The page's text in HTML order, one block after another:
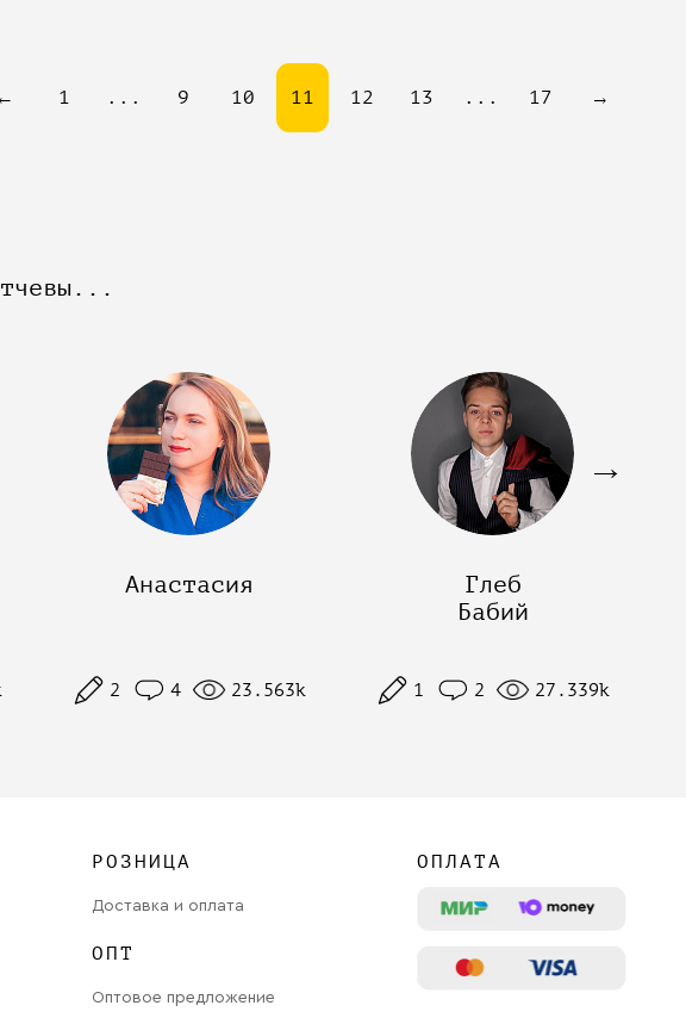
← 1 ... 9 10 11 12 13 ... 17 →
Анастасия
2 4 23.563k
Глеб
Бабий
1 2 27.339k
→
РОЗНИЦА
Доставка и оплата
ОПТ
Оптовое предложение
ОПЛАТА